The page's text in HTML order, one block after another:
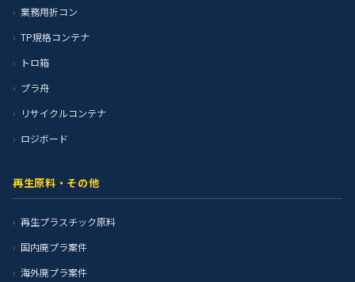
業務用折コン
TP規格コンテナ
トロ箱
プラ舟
リサイクルコンテナ
ロジボード
再生原料・その他
再生プラスチック原料
国内廃プラ案件
海外廃プラ案件